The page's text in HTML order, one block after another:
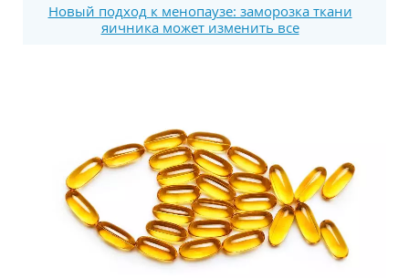
Новый подход к менопаузе: заморозка ткани
яичника может изменить все